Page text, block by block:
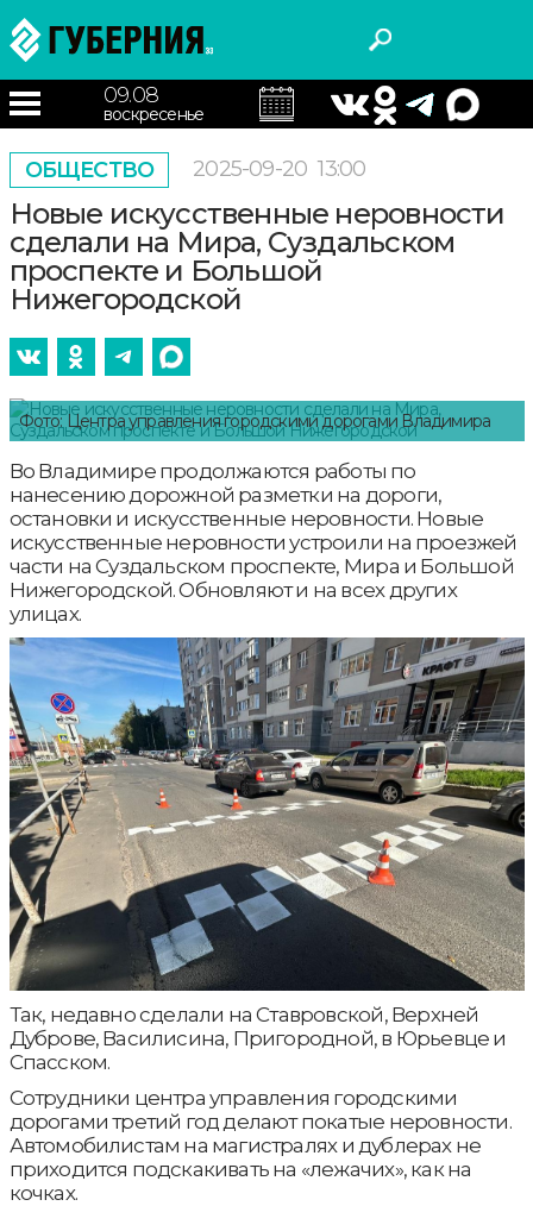
09.08
воскресенье
ОБЩЕСТВО 2025-09-20 13:00
Новые искусственные неровности
сделали на Мира, Суздальском
проспекте и Большой
Нижегородской
Фото: Центра управления городскими дорогами Владимира
Во Владимире продолжаются работы по
нанесению дорожной разметки на дороги,
остановки и искусственные неровности. Новые
искусственные неровности устроили на проезжей
части на Суздальском проспекте, Мира и Большой
Нижегородской. Обновляют и на всех других
улицах.
Так, недавно сделали на Ставровской, Верхней
Дуброве, Василисина, Пригородной, в Юрьевце и
Спасском.
Сотрудники центра управления городскими
дорогами третий год делают покатые неровности.
Автомобилистам на магистралях и дублерах не
приходится подскакивать на «лежачих», как на
кочках.